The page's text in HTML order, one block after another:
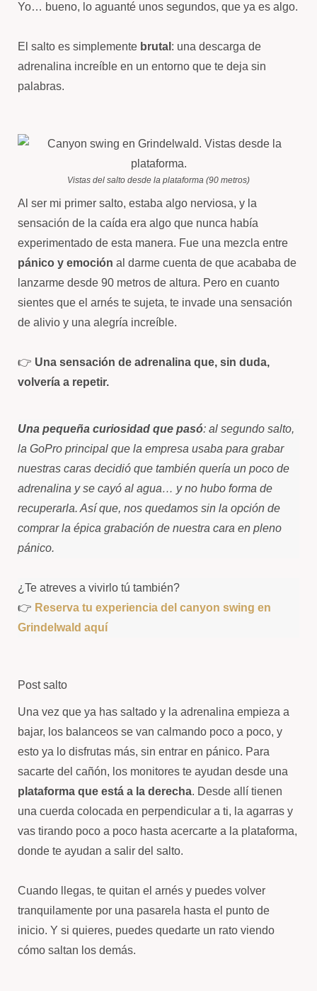
Yo… bueno, lo aguanté unos segundos, que ya es algo.
El salto es simplemente brutal : una descarga de
adrenalina increíble en un entorno que te deja sin
palabras.
Vistas del salto desde la plataforma (90 metros)
Al ser mi primer salto, estaba algo nerviosa, y la
sensación de la caída era algo que nunca había
experimentado de esta manera. Fue una mezcla entre
pánico y emoción al darme cuenta de que acababa de
lanzarme desde 90 metros de altura. Pero en cuanto
sientes que el arnés te sujeta, te invade una sensación
de alivio y una alegría increíble.
👉 Una sensación de adrenalina que, sin duda,
volvería a repetir.
Una pequeña curiosidad que pasó: al segundo salto,
la GoPro principal que la empresa usaba para grabar
nuestras caras decidió que también quería un poco de
adrenalina y se cayó al agua… y no hubo forma de
recuperarla. Así que, nos quedamos sin la opción de
comprar la épica grabación de nuestra cara en pleno
pánico.
¿Te atreves a vivirlo tú también?
👉 Reserva tu experiencia del canyon swing en
Grindelwald aquí
Post salto
Una vez que ya has saltado y la adrenalina empieza a
bajar, los balanceos se van calmando poco a poco, y
esto ya lo disfrutas más, sin entrar en pánico. Para
sacarte del cañón, los monitores te ayudan desde una
plataforma que está a la derecha. Desde allí tienen
una cuerda colocada en perpendicular a ti, la agarras y
vas tirando poco a poco hasta acercarte a la plataforma,
donde te ayudan a salir del salto.
Cuando llegas, te quitan el arnés y puedes volver
tranquilamente por una pasarela hasta el punto de
inicio. Y si quieres, puedes quedarte un rato viendo
cómo saltan los demás.